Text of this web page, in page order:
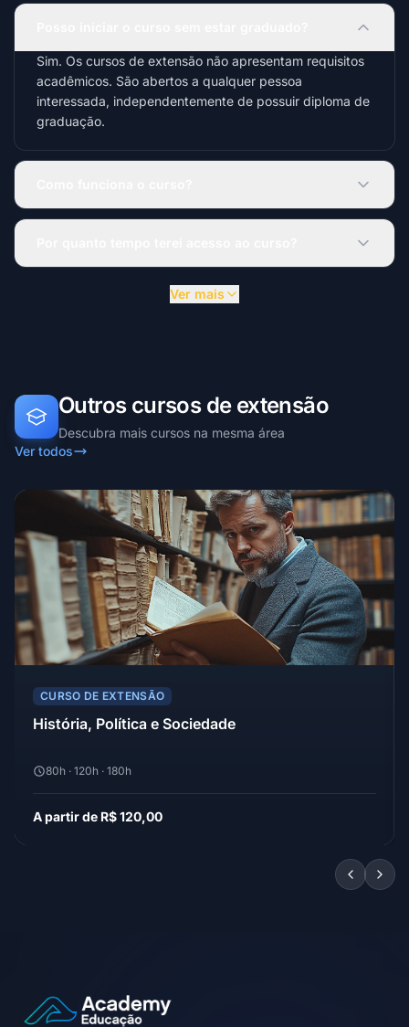
Sim. Os cursos de extensão não apresentam requisitos
acadêmicos. São abertos a qualquer pessoa
interessada, independentemente de possuir diploma de
graduação.
Ver mais
Outros cursos de extensão
Descubra mais cursos na mesma área
Ver todos
CURSO DE EXTENSÃO
História, Política e Sociedade
80h · 120h · 180h
A partir de R$ 120,00